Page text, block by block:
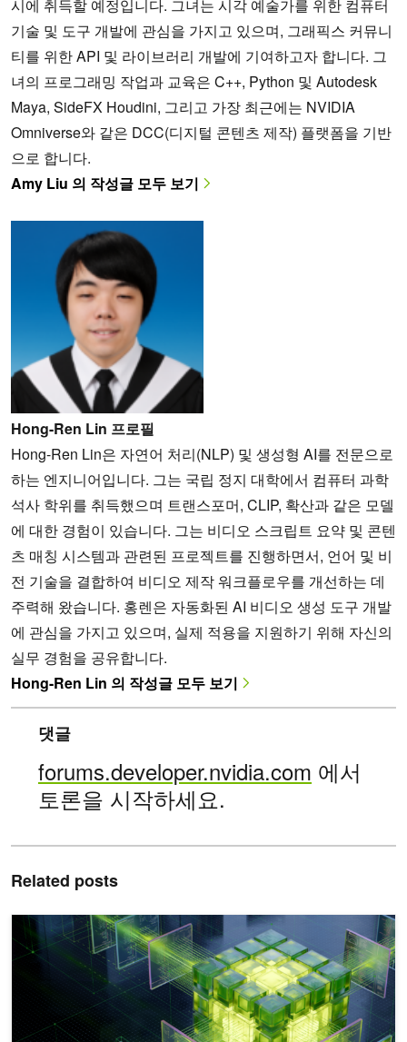
시에 취득할 예정입니다. 그녀는 시각 예술가를 위한 컴퓨터
기술 및 도구 개발에 관심을 가지고 있으며, 그래픽스 커뮤니
티를 위한 API 및 라이브러리 개발에 기여하고자 합니다. 그
녀의 프로그래밍 작업과 교육은 C++, Python 및 Autodesk
Maya, SideFX Houdini, 그리고 가장 최근에는 NVIDIA
Omniverse와 같은 DCC(디지털 콘텐츠 제작) 플랫폼을 기반
으로 합니다.
Amy Liu 의 작성글 모두 보기
Hong-Ren Lin 프로필
Hong-Ren Lin은 자연어 처리(NLP) 및 생성형 AI를 전문으로
하는 엔지니어입니다. 그는 국립 정지 대학에서 컴퓨터 과학
석사 학위를 취득했으며 트랜스포머, CLIP, 확산과 같은 모델
에 대한 경험이 있습니다. 그는 비디오 스크립트 요약 및 콘텐
츠 매칭 시스템과 관련된 프로젝트를 진행하면서, 언어 및 비
전 기술을 결합하여 비디오 제작 워크플로우를 개선하는 데
주력해 왔습니다. 홍렌은 자동화된 AI 비디오 생성 도구 개발
에 관심을 가지고 있으며, 실제 적용을 지원하기 위해 자신의
실무 경험을 공유합니다.
Hong-Ren Lin 의 작성글 모두 보기
댓글
forums.developer.nvidia.com 에서
토론을 시작하세요.
Related posts
DFlash 추론 가속 디코딩으로 NVIDIA Blackwell에서 최대 15배